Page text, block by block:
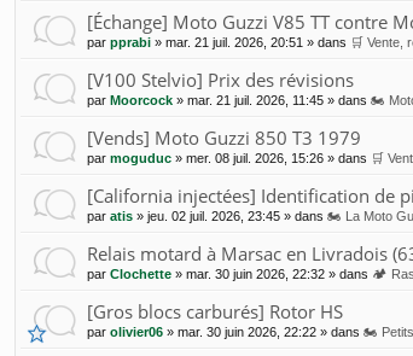
[Échange] Moto Guzzi V85 TT contre
par pprabi » mar. 21 juil. 2026, 20:51 » dans 🛒 Vente,
[V100 Stelvio] Prix des révisions
par Moorcock » mar. 21 juil. 2026, 11:45 » dans 🏍
[Vends] Moto Guzzi 850 T3 1979
par moguduc » mer. 08 juil. 2026, 15:26 » dans 🛒
[California injectées] Identification de
par atis » jeu. 02 juil. 2026, 23:45 » dans 🏍 La Moto
Relais motard à Marsac en Livradois
par Clochette » mar. 30 juin 2026, 22:32 » dans 🏕
[Gros blocs carburés] Rotor HS
par olivier06 » mar. 30 juin 2026, 22:22 » dans 🏍 Petits